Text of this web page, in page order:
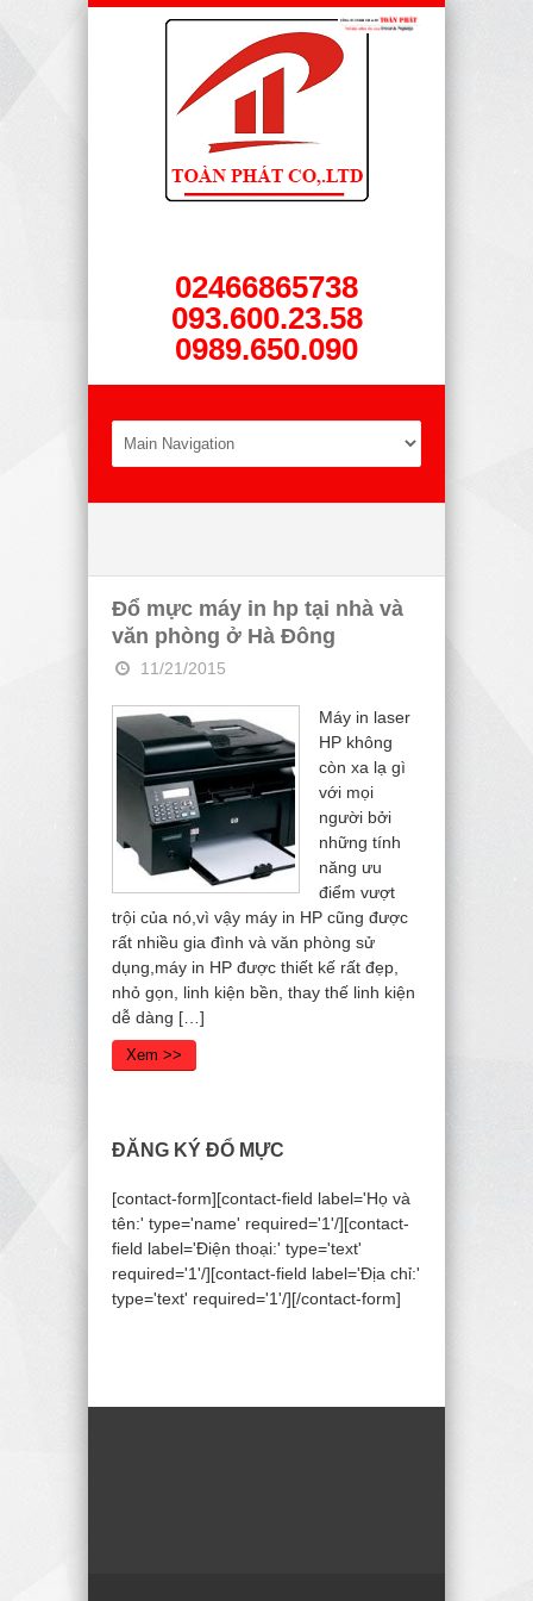
02466865738
093.600.23.58
0989.650.090
Đổ mực máy in hp tại nhà và
văn phòng ở Hà Đông
11/21/2015
Máy in laser
HP không
còn xa lạ gì
với mọi
người bởi
những tính
năng ưu
điểm vượt
trội của nó,vì vậy máy in HP cũng được
rất nhiều gia đình và văn phòng sử
dụng,máy in HP được thiết kế rất đẹp,
nhỏ gọn, linh kiện bền, thay thế linh kiện
dễ dàng […]
Xem >>
ĐĂNG KÝ ĐỔ MỰC
[contact-form][contact-field label='Họ và
tên:' type='name' required='1'/][contact-
field label='Điện thoại:' type='text'
required='1'/][contact-field label='Địa chỉ:'
type='text' required='1'/][/contact-form]